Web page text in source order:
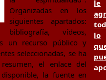
Organizadas en los
siguientes apartados:
bibliografía, vídeos,
un recurso público y
seleccionadas, se ha
el enlace del
la fuente en
le
lo